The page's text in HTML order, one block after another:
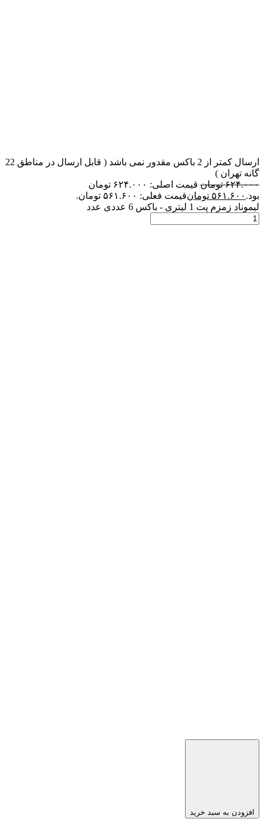
ارسال کمتر از 2 باکس مقدور نمی باشد ( قابل ارسال در مناطق 22
گانه تهران )
۶۲۴.۰۰۰ تومان
قیمت اصلی: ۶۲۴.۰۰۰ تومان
بود. ۵۶۱.۶۰۰ تومانقیمت فعلی: ۵۶۱.۶۰۰ تومان.
لیموناد زمزم پت 1 لیتری - باکس 6 عددی عدد
افزودن به سبد خرید